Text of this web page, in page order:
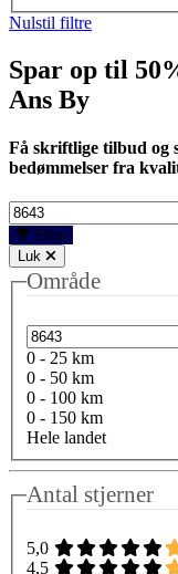
Nulstil filtre
Spar op til
Ans By
Få skriftlige tilbud og
bedømmelser fra
Filtre
Luk
Område
0 - 25 km
0 - 50 km
0 - 100 km
0 - 150 km
Hele landet
Antal stjerner
5,0
4,5